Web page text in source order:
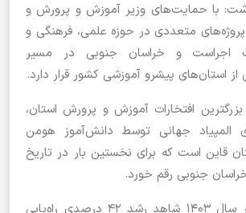
با حمایت‌های وزیر آموزش و پرورش و
پروژه‌های متعددی در حوزه علمی، فرهنگی و
اجراست و خراسان جنوبی در مسیر
استان‌های پیشرو آموزشی کشور قرار دارد.
افتخارات آموزش و پرورش استان،
جهانی توسط دانش‌آموز هومن
قاین است که برای نخستین بار در تاریخ
جنوبی رقم خورد.